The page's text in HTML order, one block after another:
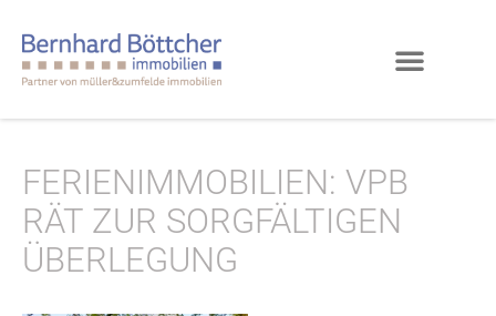
FERIENIMMOBILIEN: VPB
RÄT ZUR SORGFÄLTIGEN
ÜBERLEGUNG